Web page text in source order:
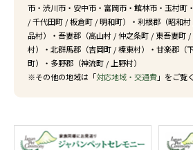
市 ・ 渋川市 ・ 安中市 ・ 富岡市 ・ 館林市 ・ 玉村町
/千代田町 /板倉町 /明和町）・利根郡（昭和村
品村）・吾妻郡（高山村 /仲之条町 /東吾妻町 /
村）・北群馬郡（吉岡町 /榛東村）・甘楽郡（
町）・多野郡（神流町 / 上野村）
※その他の地域は「対応地域・交通費」をご覧